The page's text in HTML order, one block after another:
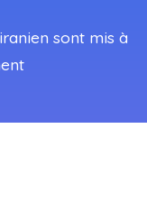
sont mis à